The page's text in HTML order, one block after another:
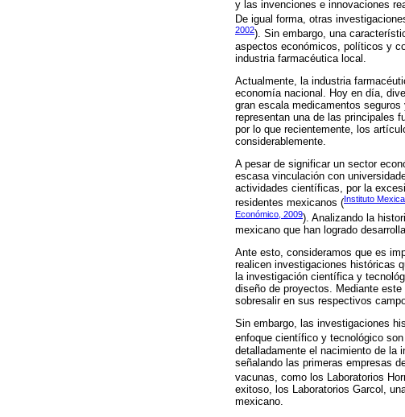
y las invenciones e innovaciones
De igual forma, otras
2002). Sin embargo, una
aspectos económicos, políticos y
industria farmacéutica local.
Actualmente, la industria
economía nacional. Hoy en día,
gran escala medicamentos
representan una de las principales
por lo que recientemente, los
considerablemente.
A pesar de significar un sector
escasa vinculación con
actividades científicas, por la
residentes mexicanos ( Instituto
Económico, 2009). Analizando la
mexicano que han logrado
Ante esto, consideramos que es
realicen investigaciones históricas
la investigación científica y
diseño de proyectos. Mediante
sobresalir en sus respectivos
Sin embargo, las investigaciones
enfoque científico y tecnológico
detalladamente el nacimiento de la
señalando las primeras empresas
vacunas, como los Laboratorios
exitoso, los Laboratorios Garcol,
mexicano.